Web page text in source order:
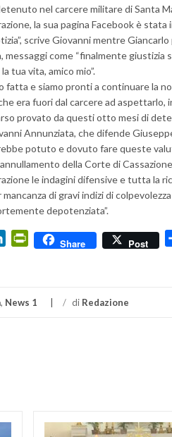
nel carcere militare di Santa
la sua pagina Facebook è
scrive Giovanni mentre
messaggi come “finalmente giustizia
tua vita, amico mio”.
fatta e siamo pronti a continuare la
era fuori dal carcere ad
provato da questi otto mesi di
Annunziata, che difende
potuto e dovuto fare queste
della Corte di
le indagini difensive e tutta la
mancanza di gravi indizi di
depotenziata”.
LinkedInPrintFriendly
Share Post
, News 1 / di Redazione